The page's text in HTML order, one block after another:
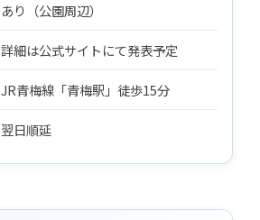
あり（公園周辺）
詳細は公式サイトにて発表予定
JR青梅線「青梅駅」徒歩15分
翌日順延